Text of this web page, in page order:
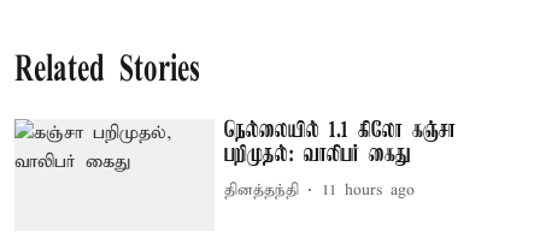
Related Stories
நெல்லையில் 1.1 கிலோ கஞ்சா
பறிமுதல்: வாலிபர் கைது
தினத்தந்தி 11 hours ago